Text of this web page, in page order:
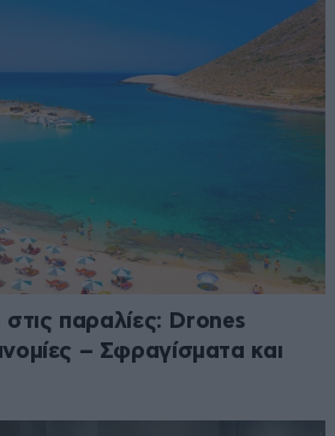
στις παραλίες: Drones
– Σφραγίσματα και